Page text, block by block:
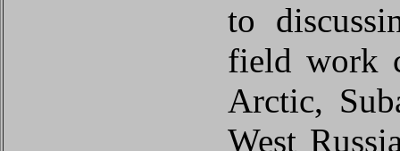
to
field work
Arctic,
West